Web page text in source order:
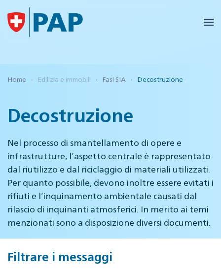
Skip to main content
Home Edilizia e immobili Fasi SIA Decostruzione
Decostruzione
Nel processo di smantellamento di opere e
infrastrutture, l’aspetto centrale è rappresentato
dal riutilizzo e dal riciclaggio di materiali utilizzati.
Per quanto possibile, devono inoltre essere evitati i
rifiuti e l’inquinamento ambientale causati dal
rilascio di inquinanti atmosferici. In merito ai temi
menzionati sono a disposizione diversi documenti.
Filtrare i messaggi